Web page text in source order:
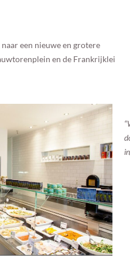
een nieuwe en grotere
en de Frankrijklei